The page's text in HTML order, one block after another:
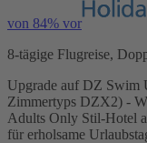
von 84% vor
8-tägige Flugreise,
Upgrade auf DZ Swim
Zimmertyps DZX2) -
Adults Only Stil-Hotel
für erholsame